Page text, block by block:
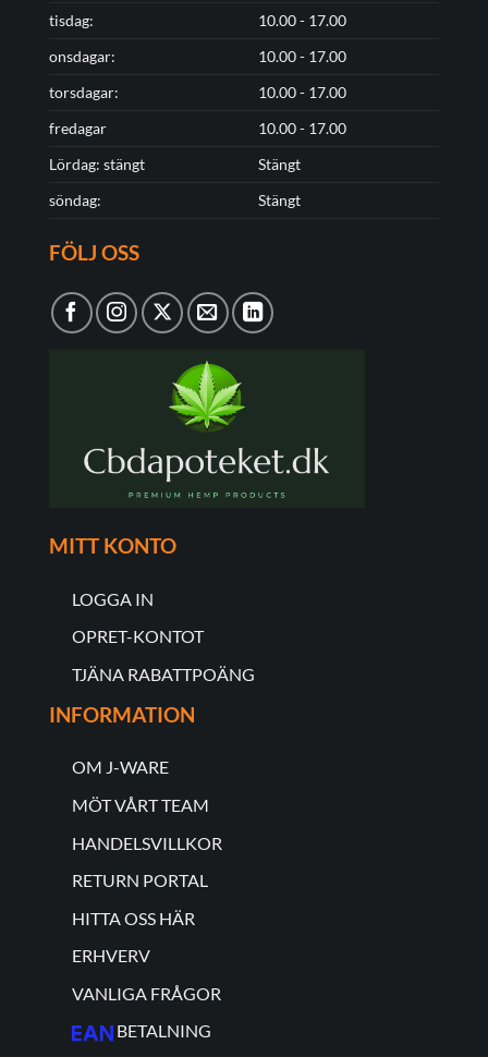
tisdag:
10.00 - 17.00
onsdagar:
10.00 - 17.00
torsdagar:
10.00 - 17.00
fredagar
10.00 - 17.00
Lördag: stängt
Stängt
söndag:
Stängt
FÖLJ OSS
MITT KONTO
LOGGA IN
OPRET-KONTOT
TJÄNA RABATTPOÄNG
INFORMATION
OM J-WARE
MÖT VÅRT TEAM
HANDELSVILLKOR
RETURN PORTAL
HITTA OSS HÄR
ERHVERV
VANLIGA FRÅGOR
BETALNING